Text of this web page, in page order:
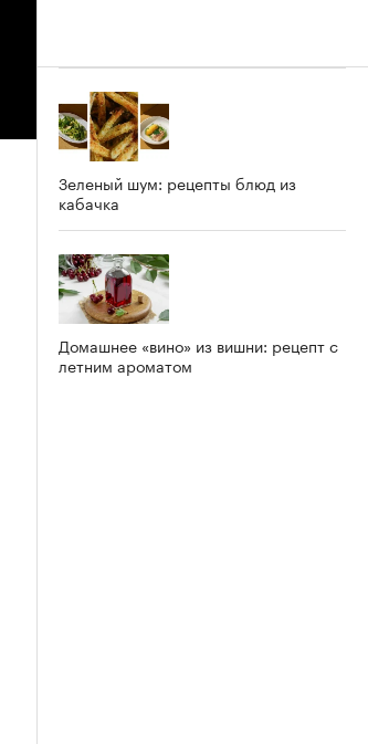
Зеленый шум: рецепты блюд из
кабачка
Домашнее «вино» из вишни: рецепт с
летним ароматом